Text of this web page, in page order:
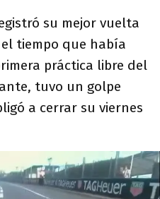
su mejor vuelta
el tiempo que había
práctica libre del
tuvo un golpe
a cerrar su viernes